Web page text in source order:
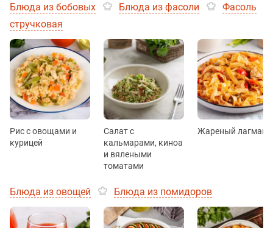
Блюда из бобовых Блюда из фасоли
Фасоль
стручковая
Рис с овощами и
курицей
Салат с
кальмарами, киноа
и вялеными
томатами
Жареный лагман
Блюда из овощей Блюда из помидоров